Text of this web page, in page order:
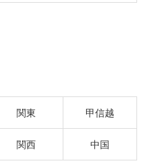
関東 甲信越
関西 中国